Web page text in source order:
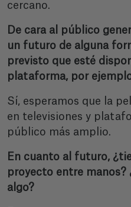
cercano.
De cara al público
un futuro de alguna
previsto que esté
plataforma, por
Sí, esperamos que la
en televisiones y
público más amplio.
En cuanto al futuro,
proyecto entre manos?
algo?